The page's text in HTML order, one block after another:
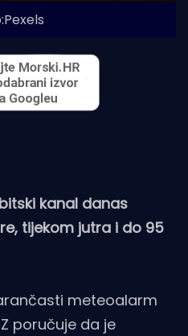
kanal danas
tijekom jutra i do 95
meteoalarm
poručuje da je